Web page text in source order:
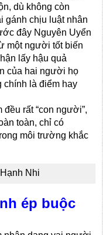
dù không còn
gánh chịu luật nhân
đây Nguyên Uyển
một người tốt biến
lấy hậu quả
của hai người họ
chính là điểm hay
rất “con người”,
toàn, chỉ có
môi trường khắc
Nhi
ép buộc